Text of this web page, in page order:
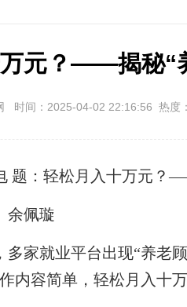
元？——揭秘“
时间：2025-04-02 22:16:56 热度
题：轻松月入十万元？
余佩璇
家就业平台出现“养老顾
内容简单，轻松月入十